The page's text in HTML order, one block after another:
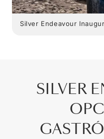
Silver Endeavour
SILVER